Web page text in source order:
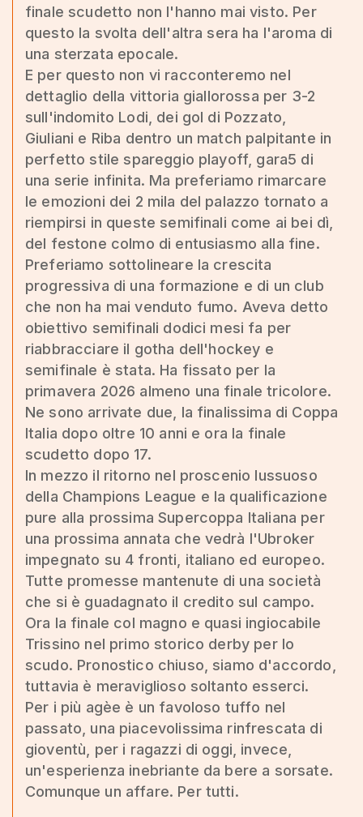
finale scudetto non l'hanno mai visto. Per
questo la svolta dell'altra sera ha l'aroma di
una sterzata epocale.
E per questo non vi racconteremo nel
dettaglio della vittoria giallorossa per 3-2
sull'indomito Lodi, dei gol di Pozzato,
Giuliani e Riba dentro un match palpitante in
perfetto stile spareggio playoff, gara5 di
una serie infinita. Ma preferiamo rimarcare
le emozioni dei 2 mila del palazzo tornato a
riempirsi in queste semifinali come ai bei dì,
del festone colmo di entusiasmo alla fine.
Preferiamo sottolineare la crescita
progressiva di una formazione e di un club
che non ha mai venduto fumo. Aveva detto
obiettivo semifinali dodici mesi fa per
riabbracciare il gotha dell'hockey e
semifinale è stata. Ha fissato per la
primavera 2026 almeno una finale tricolore.
Ne sono arrivate due, la finalissima di Coppa
Italia dopo oltre 10 anni e ora la finale
scudetto dopo 17.
In mezzo il ritorno nel proscenio lussuoso
della Champions League e la qualificazione
pure alla prossima Supercoppa Italiana per
una prossima annata che vedrà l'Ubroker
impegnato su 4 fronti, italiano ed europeo.
Tutte promesse mantenute di una società
che si è guadagnato il credito sul campo.
Ora la finale col magno e quasi ingiocabile
Trissino nel primo storico derby per lo
scudo. Pronostico chiuso, siamo d'accordo,
tuttavia è meraviglioso soltanto esserci.
Per i più agèe è un favoloso tuffo nel
passato, una piacevolissima rinfrescata di
gioventù, per i ragazzi di oggi, invece,
un'esperienza inebriante da bere a sorsate.
Comunque un affare. Per tutti.